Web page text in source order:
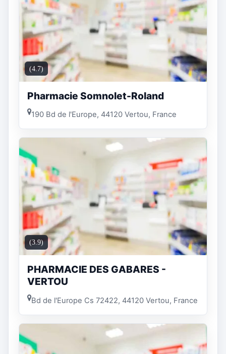
(4.7)
Pharmacie Somnolet-Roland
190 Bd de l'Europe, 44120 Vertou, France
(3.9)
PHARMACIE DES GABARES -
VERTOU
Bd de l'Europe Cs 72422, 44120 Vertou, France